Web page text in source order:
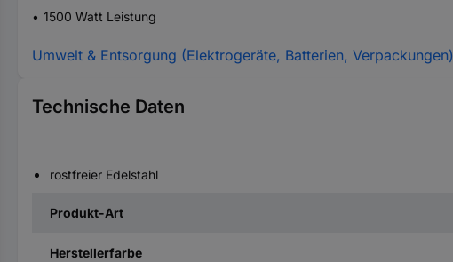
1500 Watt Leistung
Umwelt & Entsorgung (Elektrogeräte, Batterien, Verpackungen)
Technische Daten
rostfreier Edelstahl
Produkt-Art
Herstellerfarbe